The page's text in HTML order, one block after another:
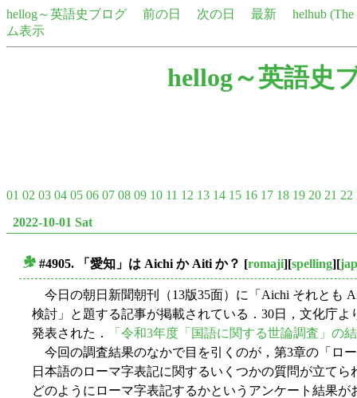
hellog～英語史ブログ 前の日 次の日 最新
helhub
ム表示
hellog～英語史
01 02 03 04 05 06 07 08 09 10 11 12 13 14 15 16 17 18 19 20 21 22
2022-10-01 Sat
#4905. 「愛知」は Aichi か Aiti か？ [romaji][spelling][
今日の朝日新聞朝刊（13版35面）に「Aichi それと
検討」と題する記事が掲載されている．30日，文化庁よ
発表された．
「令和3年度「国語に関する世論調査」の
今回の調査結果のなかで目を引くのが，第3章の「ロ
日本語のローマ字表記に関するいくつかの質問が立て
どのようにローマ字表記するかというアンケート結果が